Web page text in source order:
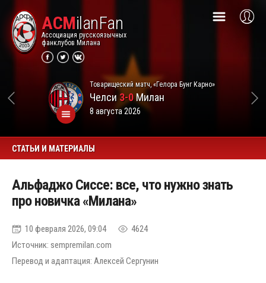
ACMilanFan
Ассоциация русскоязычных
фанклубов Милана
Товарищеский матч, «Гелора Бунг Карно»
Челси3-0Милан
8 августа 2026
СТАТЬИ И МАТЕРИАЛЫ
Альфаджо Сиссе: все, что нужно знать
про новичка «Милана»
10 февраля 2026, 09:04
4624
Источник: sempremilan.com
Перевод и адаптация: Алексей Сергунин